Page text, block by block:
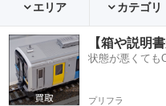
エリア カテゴリ
【箱や説明
状態が悪くても
プリフラ